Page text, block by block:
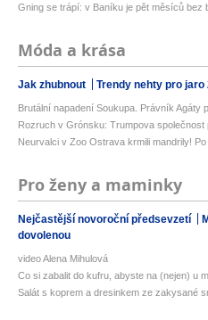
Gning se trápí: v Baníku je pět měsíců bez
Móda a krása
Jak zhubnout Trendy nehty pro jaro
Brutální napadení Soukupa. Právník Agáty
Rozruch v Grónsku: Trumpova společnost
Neurvalci v Zoo Ostrava krmili mandrily!
Pro ženy a maminky
Nejčastější novoroční předsevzetí
dovolenou
video Alena Mihulová
Co si zabalit do kufru, abyste na (nejen) u
Salát s koprem a dresinkem ze zakysané